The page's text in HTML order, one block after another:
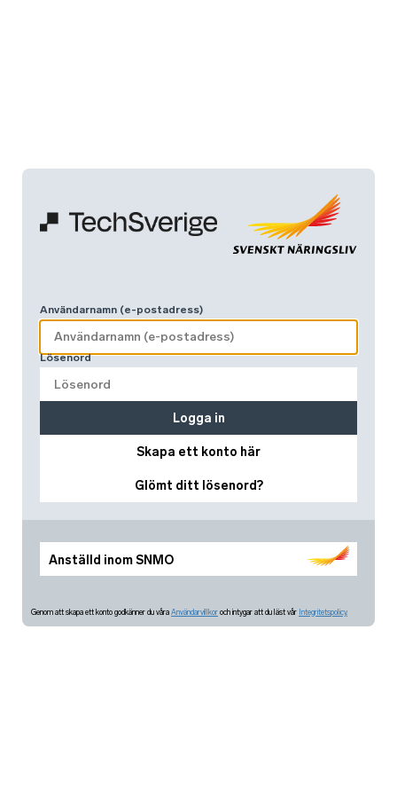
Anställd inom SNMO
Användarnamn (e-postadress)
Lösenord
Skapa ett konto här
Glömt ditt lösenord?
Logga in
Genom att skapa ett konto godkänner du våra Användarvillkor och intygar att du läst vår Integritetspolicy.